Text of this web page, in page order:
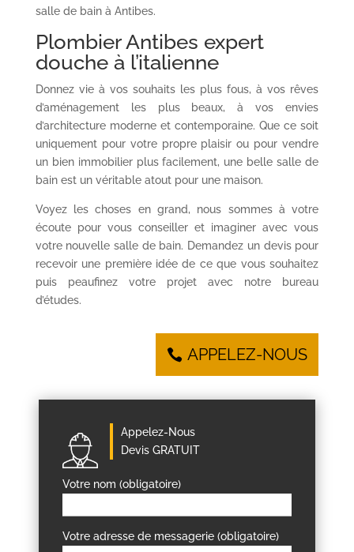
salle de bain à Antibes.
Plombier Antibes expert
douche à l’italienne
Donnez vie à vos souhaits les plus fous, à vos rêves
d’aménagement les plus beaux, à vos envies
d’architecture moderne et contemporaine. Que ce soit
uniquement pour votre propre plaisir ou pour vendre
un bien immobilier plus facilement, une belle salle de
bain est un véritable atout pour une maison.
Voyez les choses en grand, nous sommes à votre
écoute pour vous conseiller et imaginer avec vous
votre nouvelle salle de bain. Demandez un devis pour
recevoir une première idée de ce que vous souhaitez
puis peaufinez votre projet avec notre bureau
d’études.
APPELEZ-NOUS
Appelez-Nous
Devis GRATUIT
Votre nom (obligatoire)
Votre adresse de messagerie (obligatoire)